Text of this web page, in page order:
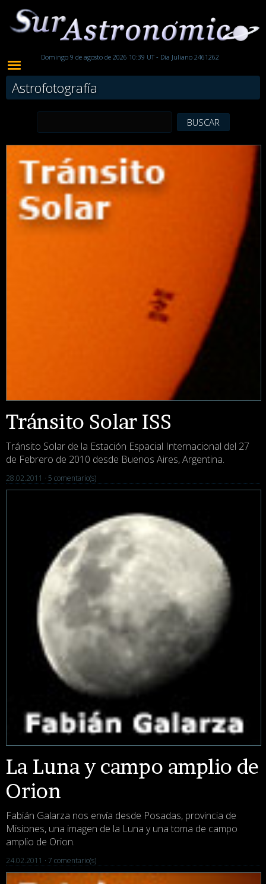
Domingo 9 de agosto de 2026 10:39 UT - Día Juliano 2461262
Astrofotografía
BUSCAR
Tránsito Solar ISS
Tránsito Solar de la Estación Espacial Internacional del 27
de Febrero de 2010 desde Buenos Aires, Argentina.
28.02.2011 · 5 comentario(s)
La Luna y campo amplio de
Orion
Fabián Galarza nos envía desde Posadas, provincia de
Misiones, una imagen de la Luna y una toma de campo
amplio de Orion.
24.02.2011 · 7 comentario(s)